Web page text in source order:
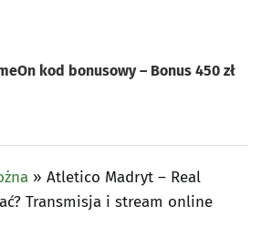
kod bonusowy – Bonus 450 zł
» Atletico Madryt – Real
Transmisja i stream online